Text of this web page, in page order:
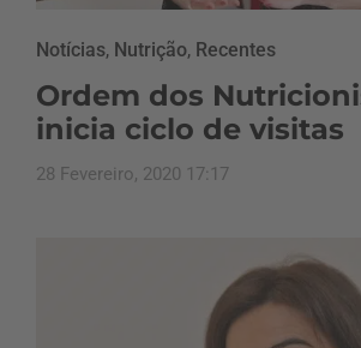
Notícias, Nutrição, Recentes
Ordem dos
inicia ciclo de visitas
28 Fevereiro, 2020 17:17